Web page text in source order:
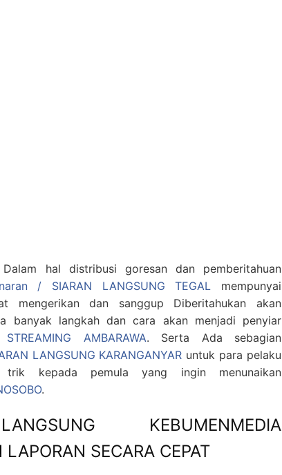
hal distribusi goresan dan pemberitahuan
/ SIARAN LANGSUNG TEGAL mempunyai
mengerikan dan sanggup Diberitahukan akan
banyak langkah dan cara akan menjadi penyiar
AMBARAWA. Serta Ada sebagian
LANGSUNG KARANGANYAR untuk para pelaku
kepada pemula yang ingin menunaikan
.
KEBUMENMEDIA
LAPORAN SECARA CEPAT